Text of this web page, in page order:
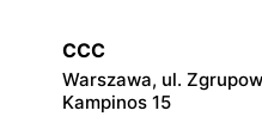
CCC
Warszawa, ul.
Kampinos 15